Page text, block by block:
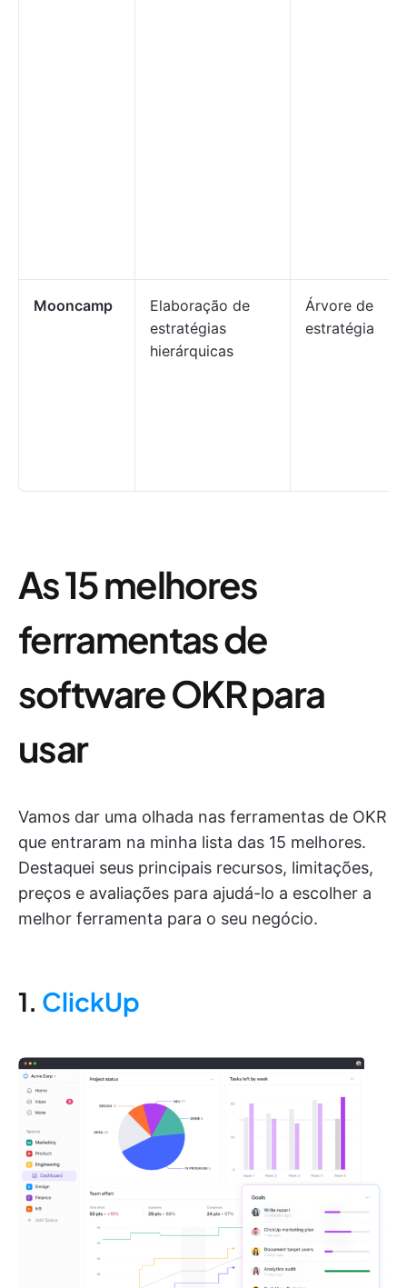
Mooncamp
Elaboração de
estratégias
hierárquicas
Árvore de
estratégia
As 15 melhores
ferramentas de
software OKR para
usar
Vamos dar uma olhada nas ferramentas de OKR
que entraram na minha lista das 15 melhores.
Destaquei seus principais recursos, limitações,
preços e avaliações para ajudá-lo a escolher a
melhor ferramenta para o seu negócio.
1. ClickUp